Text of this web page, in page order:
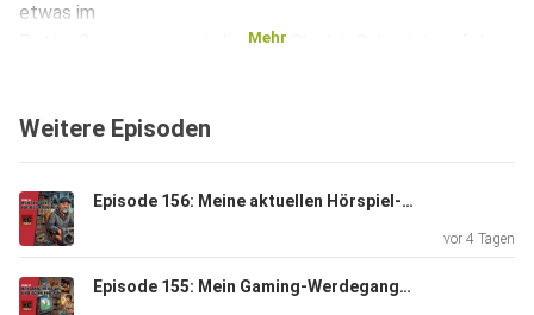
etwas im
Petto. Genauer gesagt die John Sinclair Geburtstagsfolge
brandneuen
1/6. In diesem
Sinne: viel Spaß beim Reinhören, denn dann hast du die
Mission
erfüllt, du Held:in!
Mehr
Weitere Episoden
Episode 156: Meine aktuellen Hörspiel-Empfehlungen
vor 4 Tagen
Episode 155: Mein Gaming-Werdegang - Von der Sony Playstation, dem Nintendo64 bis hin zum ersten Pentium-PC